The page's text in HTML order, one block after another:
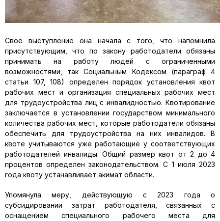
Своё выступление она начала с того, что напомнила
присутствующим, что по закону работодатели обязаны
принимать на работу людей с ограниченными
возможностями, так Социальным Кодексом (параграф 4
статьи 107, 108) определен порядок установления квот
рабочих мест и организация специальных рабочих мест
для трудоустройства лиц с инвалидностью. Квотирование
заключается в установлении государством минимального
количества рабочих мест, которые работодатели обязаны
обеспечить для трудоустройства на них инвалидов. В
квоте учитываются уже работающие у соответствующих
работодателей инвалиды. Общий размер квот от 2 до 4
процентов определен законодательством. С 1 июля 2023
года квоту устанавливает акимат области.
Упомянула меру, действующую с 2023 года о
субсидировании затрат работодателя, связанных с
оснащением специального рабочего места для